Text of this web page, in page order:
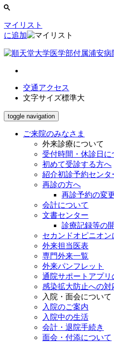
マイリスト
に追加
交通アクセス
文字サイズ標準大
toggle navigation
ご来院のみなさま
外来診療について
受付時間・休診日に
初めて受診する方へ
紹介初診予約センタ
再診の方へ
再診予約の変
会計について
文書センター
診療記録等の
セカンドオピニオン
外来担当医表
専門外来一覧
外来パンフレット
通院サポートアプリ
感染拡大防止への対
入院・面会について
入院のご案内
入院中の生活
会計・退院手続き
面会・付添について